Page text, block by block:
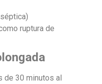
ruptura de
de 30 minutos al